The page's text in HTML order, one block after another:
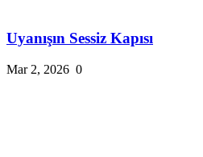
Uyanışın Sessiz Kapısı
Mar 2, 2026 0